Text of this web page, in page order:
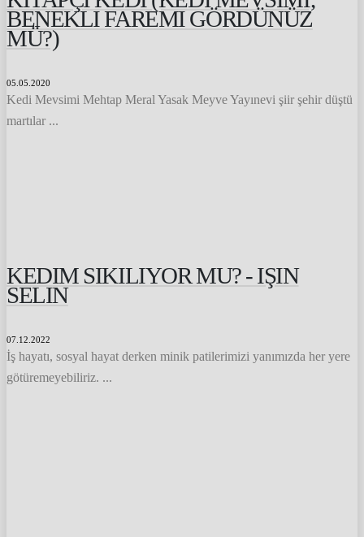
BENEKLI FAREMI GÖRDÜNÜZ
MÜ?)
05.05.2020
Kedi Mevsimi Mehtap Meral Yasak Meyve Yayınevi şiir şehir düştü
martılar ...
KEDIM SIKILIYOR MU? - IŞIN
SELIN
07.12.2022
İş hayatı, sosyal hayat derken minik patilerimizi yanımızda her yere
götüremeyebiliriz. ...